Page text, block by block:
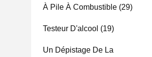
À Pile À Combustible (29)
Testeur D'alcool (19)
Un Dépistage De La